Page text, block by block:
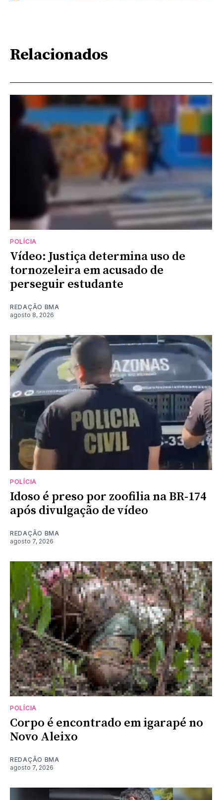
Relacionados
POLÍCIA
Vídeo: Justiça determina uso de
tornozeleira em acusado de
perseguir estudante
REDAÇÃO BMA
agosto 8, 2026
POLÍCIA
Idoso é preso por zoofilia na BR-174
após divulgação de vídeo
REDAÇÃO BMA
agosto 7, 2026
POLÍCIA
Corpo é encontrado em igarapé no
Novo Aleixo
REDAÇÃO BMA
agosto 7, 2026